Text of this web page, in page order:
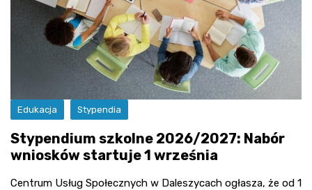
Edukacja Stypendia
Stypendium szkolne 2026/2027: Nabór
wniosków startuje 1 września
Centrum Usług Społecznych w Daleszycach ogłasza, że od 1